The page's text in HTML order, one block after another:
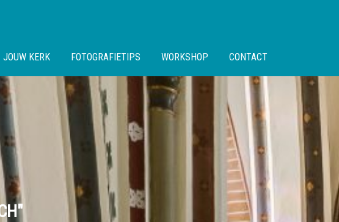
JOUW KERK FOTOGRAFIETIPS WORKSHOP CONTACT